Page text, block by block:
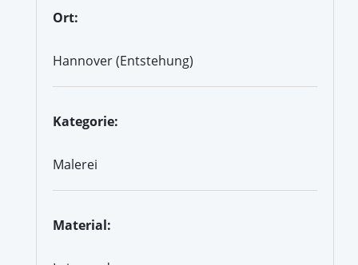
Ort:
Hannover (Entstehung)
Kategorie:
Malerei
Material: